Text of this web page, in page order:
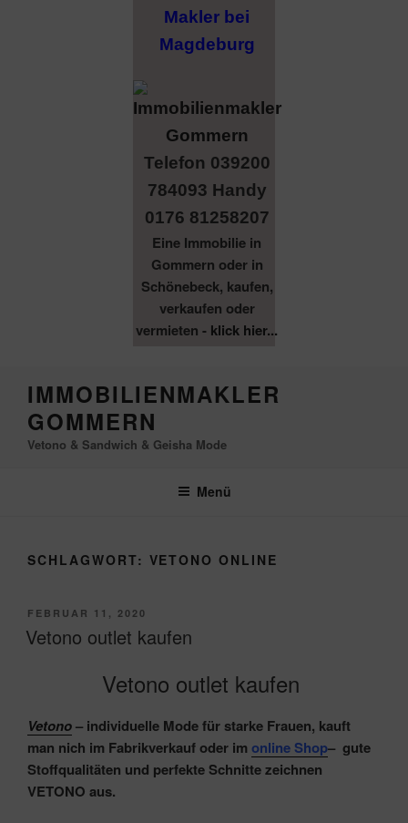
Makler bei
Magdeburg
Telefon 039200
784093 Handy
0176 81258207
Eine Immobilie in
Gommern oder in
Schönebeck, kaufen,
verkaufen oder
vermieten - klick hier...
Inhalt
springen
IMMOBILIENMAKLER
GOMMERN
Vetono & Sandwich & Geisha Mode
Menü
SCHLAGWORT: VETONO ONLINE
VERÖFFENTLICHT
AM
FEBRUAR 11, 2020
Vetono outlet kaufen
Vetono outlet kaufen
Vetono– individuelle Mode für starke Frauen, kauft
man nich im Fabrikverkauf oder im online Shop– gute
Stoffqualitäten und perfekte Schnitte zeichnen
VETONO aus.